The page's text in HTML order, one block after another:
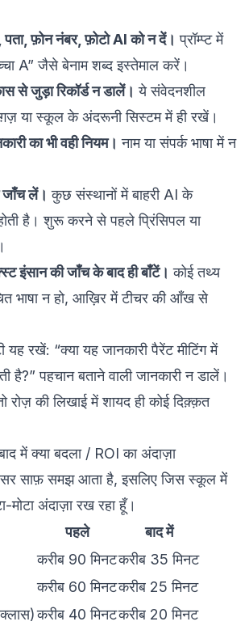
फ़ोन नंबर, फ़ोटो AI को न दें। प्रॉम्प्ट में
A” जैसे बेनाम शब्द इस्तेमाल करें।
से जुड़ा रिकॉर्ड न डालें। ये संवेदनशील
या स्कूल के अंदरूनी सिस्टम में ही रखें।
का भी वही नियम। नाम या संपर्क भाषा में न
लें। कुछ संस्थानों में बाहरी AI के
है। शुरू करने से पहले प्रिंसिपल या
इंसान की जाँच के बाद ही बाँटें। कोई तथ्य
भाषा न हो, आख़िर में टीचर की आँख से
यह रखें: “क्या यह जानकारी पैरेंट मीटिंग में
है?” पहचान बताने वाली जानकारी न डालें।
रोज़ की लिखाई में शायद ही कोई दिक़्क़त
में क्या बदला / ROI का अंदाज़ा
साफ़ समझ आता है, इसलिए जिस स्कूल में
मोटा अंदाज़ा रख रहा हूँ।
पहले
बाद में
करीब 90 मिनटकरीब 35 मिनट
करीब 60 मिनटकरीब 25 मिनट
क्लास)करीब 40 मिनटकरीब 20 मिनट